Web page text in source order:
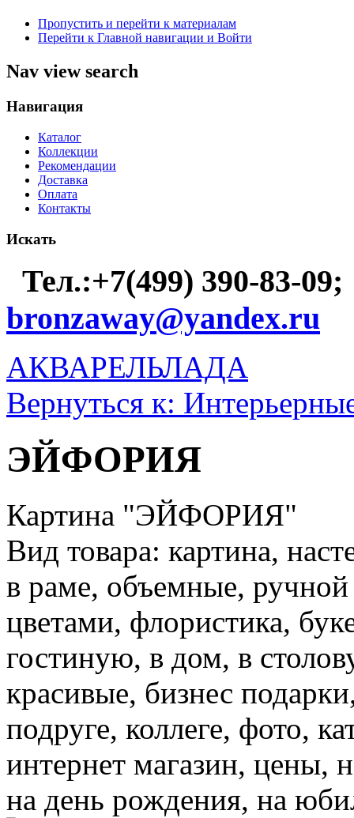
Пропустить и перейти к материалам
Перейти к Главной навигации и Войти
Nav view search
Навигация
Каталог
Коллекции
Рекомендации
Доставка
Оплата
Контакты
Искать
Тел.:+7(499) 390-83-09;
bronzaway@yandex.ru
АКВАРЕЛЬЛАДА
Вернуться к:
ЭЙФОРИЯ
Картина "ЭЙФОРИЯ"
Вид товара: картина,
в раме, объемные,
цветами, флористика,
гостиную, в дом, в
красивые, бизнес
подруге, коллеге, фото,
интернет магазин, цены,
на день рождения, на